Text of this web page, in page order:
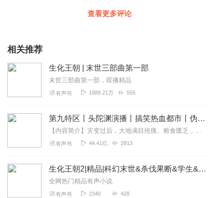
大橘王大橘王(*≧ω≦)
炎昊星辰
我去，飞哥好66666呀，居然承包生化王朝了。这次能申请成
2020-11-26 13
鵲鸦余烬
梦者和流年大大！捕梦者的书是真的挺好的。个个精品。最
后我想说的是芳文社和京哈尼，某小破站万岁！嘿嘿😁
2020-11-14
查看更多评论
相关推荐
生化王朝 | 末世三部曲第一部
末世三部曲第一部，双播精品
有声书 1889.21万 555
第九特区丨头陀渊演播丨搞笑热血都市丨伪戒丨VIP免费多人有声剧
【内容简介】灾变过后，大地满目疮痍。粮食匮乏，资源紧俏，局势混乱……一位从待规划区杀出来的青年，背对着漫天黄沙，孤身来到九区谋生，却不曾想偶然结识三五好友，一念...
有声书 44.41亿 2813
生化王朝2|精品|科幻末世&杀伐果断&学生&争霸流&丧尸
全网热门精品有声小说
有声书 2340 428